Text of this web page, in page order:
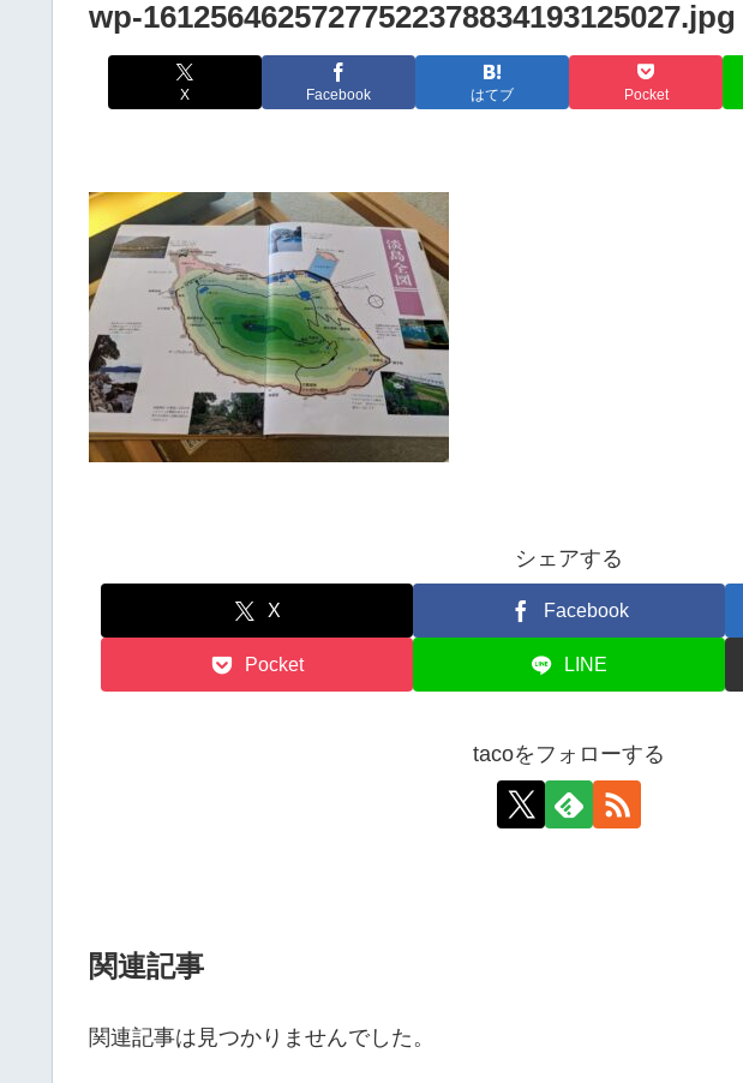
wp-16125646257277522378834193125027.jpg
X Facebook はてブ Pocket
シェアする
X Facebook
Pocket LINE
tacoをフォローする
関連記事
関連記事は見つかりませんでした。